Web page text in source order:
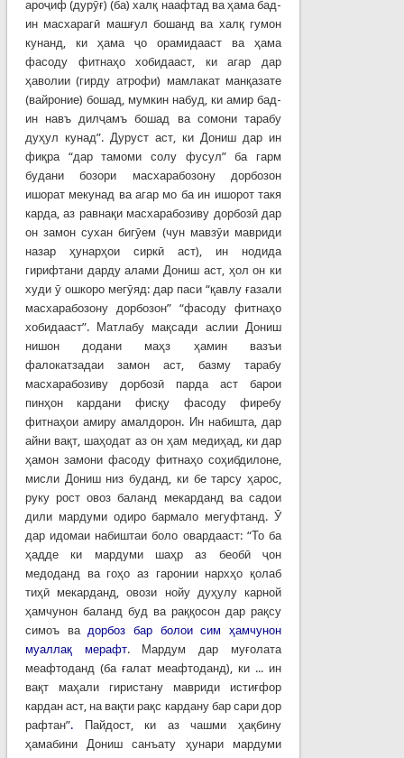
ароҷиф (дурӯғ) (ба) халқ наафтад ва ҳама бад-
ин масхарагӣ машғул бошанд ва халқ гумон
кунанд, ки ҳама ҷо орамидааст ва ҳама
фасоду фитнаҳо хобидааст, ки агар дар
ҳаволии (гирду атрофи) мамлакат манқазате
(вайроние) бошад, мумкин набуд, ки амир бад-
ин навъ дилҷамъ бошад ва сомони тарабу
дуҳул кунад”. Дуруст аст, ки Дониш дар ин
фиқра “дар тамоми солу фусул” ба гарм
будани бозори масхарабозону дорбозон
ишорат мекунад ва агар мо ба ин ишорот такя
карда, аз равнақи масхарабозиву дорбозӣ дар
он замон сухан бигӯем (чун мавзӯи мавриди
назар ҳунарҳои сиркӣ аст), ин нодида
гирифтани дарду алами Дониш аст, ҳол он ки
худи ӯ ошкоро мегӯяд: дар паси “қавлу ғазали
масхарабозону дорбозон” “фасоду фитнаҳо
хобидааст”. Матлабу мақсади аслии Дониш
нишон додани маҳз ҳамин вазъи
фалокатзадаи замон аст, базму тарабу
масхарабозиву дорбозӣ парда аст барои
пинҳон кардани фисқу фасоду фиребу
фитнаҳои амиру амалдорон. Ин набишта, дар
айни вақт, шаҳодат аз он ҳам медиҳад, ки дар
ҳамон замони фасоду фитнаҳо соҳибдилоне,
мисли Дониш низ буданд, ки бе тарсу ҳарос,
руку рост овоз баланд мекарданд ва садои
дили мардуми одиро бармало мегуфтанд. Ӯ
дар идомаи набиштаи боло овардааст: “То ба
ҳадде ки мардуми шаҳр аз беобӣ ҷон
медоданд ва гоҳо аз гаронии нархҳо қолаб
тиҳӣ мекарданд, овози нойу дуҳулу карной
ҳамчунон баланд буд ва раққосон дар рақсу
симоъ ва дорбоз бар болои сим ҳамчунон
муаллақ мерафт. Мардум дар муғолата
меафтоданд (ба ғалат меафтоданд), ки ... ин
вақт маҳали гиристану мавриди истиғфор
кардан аст, на вақти рақс кардану бар сари дор
рафтан”.Пайдост, ки аз чашми ҳақбину
ҳамабини Дониш санъату ҳунари мардуми